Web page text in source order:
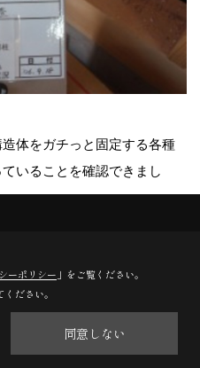
体をガチっと固定する各種
いることを確認できまし
ーポリシー 」をご覧ください。
ださい。
同意しない